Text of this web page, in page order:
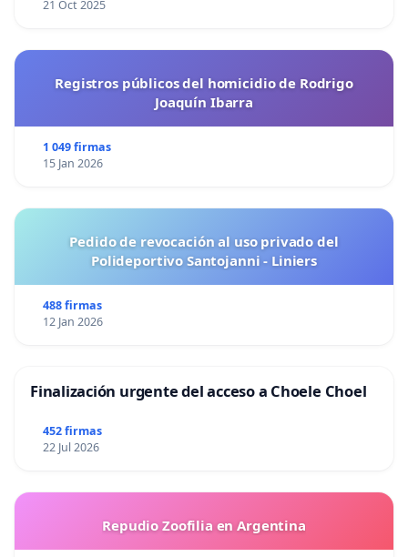
21 Oct 2025
Registros públicos del homicidio de Rodrigo
Joaquín Ibarra
1 049 firmas
15 Jan 2026
Pedido de revocación al uso privado del
Polideportivo Santojanni - Liniers
488 firmas
12 Jan 2026
Finalización urgente del acceso a Choele Choel
452 firmas
22 Jul 2026
Repudio Zoofilia en Argentina